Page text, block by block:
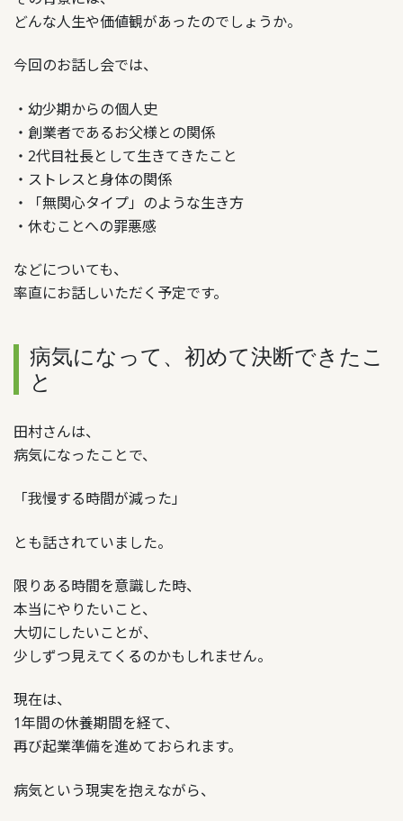
どんな人生や価値観があったのでしょうか。
今回のお話し会では、
・幼少期からの個人史
・創業者であるお父様との関係
・ 2代目社長として生きてきたこと
・ストレスと身体の関係
・「無関心タイプ」のような生き方
・休むことへの罪悪感
などについても、
率直にお話しいただく予定です。
病気になって、初めて決断できたこ
と
田村さんは、
病気になったことで、
「我慢する時間が減った」
とも話されていました。
限りある時間を意識した時、
本当にやりたいこと、
大切にしたいことが、
少しずつ見えてくるのかもしれません。
現在は、
1年間の休養期間を経て、
再び起業準備を進めておられます。
病気という現実を抱えながら、